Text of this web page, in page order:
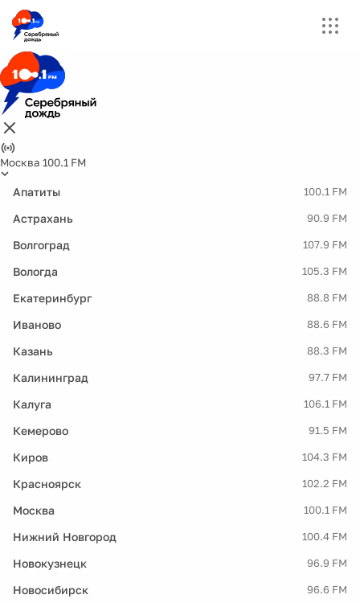
Москва 100.1 FM
Апатиты 100.1 FM
Астрахань 90.9 FM
Волгоград 107.9 FM
Вологда 105.3 FM
Екатеринбург 88.8 FM
Иваново 88.6 FM
Казань 88.3 FM
Калининград 97.7 FM
Калуга 106.1 FM
Кемерово 91.5 FM
Киров 104.3 FM
Красноярск 102.2 FM
Москва 100.1 FM
Нижний Новгород 100.4 FM
Новокузнецк 96.9 FM
Новосибирск 96.6 FM